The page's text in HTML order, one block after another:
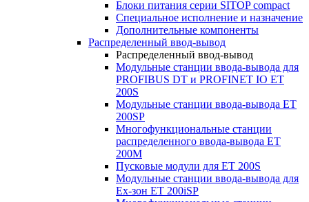
Блоки питания серии SITOP compact
Специальное исполнение и назначение
Дополнительные компоненты
Распределенный ввод-вывод
Распределенный ввод-вывод
Модульные станции ввода-вывода для
PROFIBUS DT и PROFINET IO ET
200S
Модульные станции ввода-вывода ET
200SP
Многофункциональные станции
распределенного ввода-вывода ET
200M
Пусковые модули для ET 200S
Модульные станции ввода-вывода для
Ex-зон ET 200iSP